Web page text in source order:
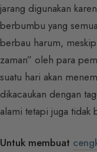
jarang digunakan
berbumbu yang
berbau harum,
zaman” oleh para
suatu hari akan
dikacaukan dengan
alami tetapi juga tidak
Untuk membuat